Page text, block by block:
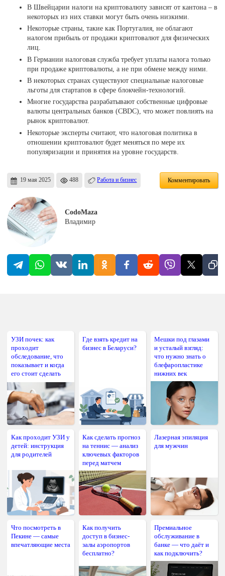
В Швейцарии налоги на криптовалюту зависят от кантона – в
некоторых из них ставки могут быть очень низкими.
Некоторые страны, такие как Португалия, не облагают
налогом прибыль от продажи криптовалют для физических
лиц.
В Германии налоговая служба требует уплаты налога только
при продаже криптовалюты, а не при обмене между ними.
В некоторых странах существуют специальные налоговые
льготы для стартапов в сфере блокчейн-технологий.
Многие государства разрабатывают собственные цифровые
валюты центральных банков (CBDC), что может повлиять на
рынок криптовалют.
Некоторые эксперты считают, что налоговая политика в
отношении криптовалют будет меняться по мере их
популяризации и принятия на уровне государств.
19 мая 2025 488 Работа и бизнес Комментировать
CodoMaza
Владимир
УЗИ почек: как
проходит
обследование, что
показывает и когда
его стоит сделать
Где взять кредит на
бизнес в Беларуси?
Мешки под глазами
и усталый взгляд:
что нужно знать о
блефаропластике
нижних век
Как проходит УЗИ у
детей: инструкция
для родителей
Как сделать прогноз
на теннис — анализ
ключевых факторов
перед матчем
Лазерная эпиляция
для мужчин
Что посмотреть в
Пекине — самые
впечатляющие места
Как получить
доступ в бизнес-
залы аэропортов
бесплатно?
Премиальное
обслуживание в
банке — что даёт и
как подключить?